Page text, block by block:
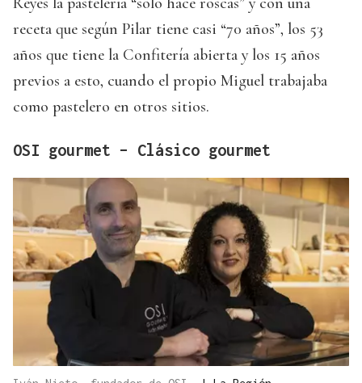
receta que según Pilar tiene casi “70 años”, los 53
años que tiene la Confitería abierta y los 15 años
previos a esto, cuando el propio Miguel trabajaba
como pastelero en otros sitios.
OSI gourmet – Clásico gourmet